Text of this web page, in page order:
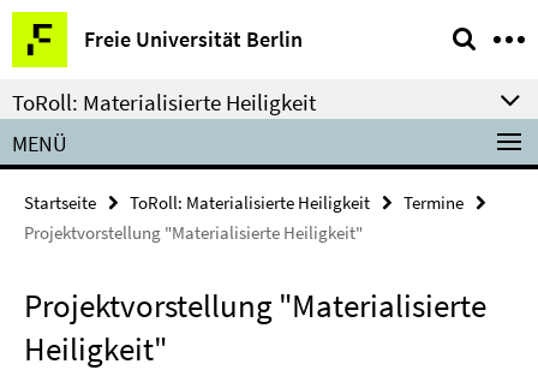
Springe
direkt
zu
Inhalt
Freie Universität Berlin
Service-
Navigation
ToRoll: Materialisierte Heiligkeit
MENÜ
Startseite ToRoll: Materialisierte Heiligkeit
Termine
Projektvorstellung "Materialisierte Heiligkeit"
Projektvorstellung "Materialisierte
Heiligkeit"